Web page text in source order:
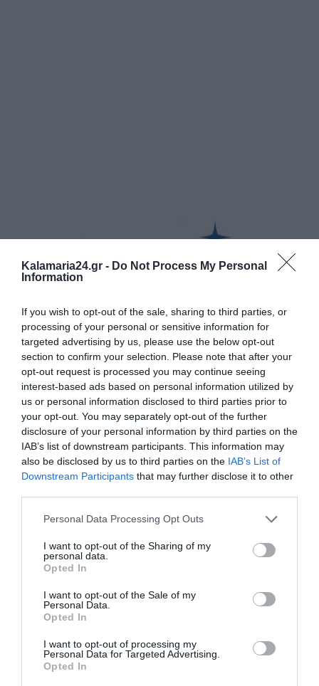
Kalamaria24.gr - Do Not Process My Personal
Information
If you wish to opt-out of the sale, sharing to third parties, or
processing of your personal or sensitive information for
targeted advertising by us, please use the below opt-out
section to confirm your selection. Please note that after your
opt-out request is processed you may continue seeing
interest-based ads based on personal information utilized by
us or personal information disclosed to third parties prior to
your opt-out. You may separately opt-out of the further
disclosure of your personal information by third parties on the
IAB’s list of downstream participants. This information may
also be disclosed by us to third parties on the IAB’s List of
Downstream Participants that may further disclose it to other
Personal Data Processing Opt Outs
I want to opt-out of the Sharing of my
personal data.
Opted In
I want to opt-out of the Sale of my
Personal Data.
Opted In
I want to opt-out of processing my
Personal Data for Targeted Advertising.
Opted In